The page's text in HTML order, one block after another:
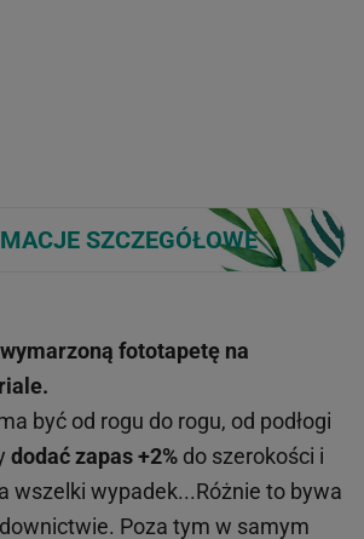
SZCZEGÓŁOWE
fototapetę na
być od rogu do rogu, od podłogi
dodać zapas +2% do szerokości i
wszelki wypadek...Różnie to bywa
Poza tym w samym